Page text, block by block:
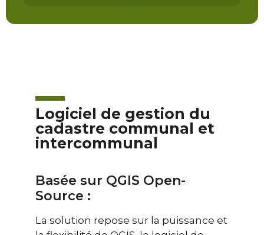
Logiciel de gestion du
cadastre communal et
intercommunal
Basée sur QGIS Open-
Source :
La solution repose sur la puissance et